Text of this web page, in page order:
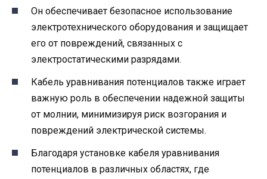
Он обеспечивает безопасное использование
электротехнического оборудования и защищает
его от повреждений, связанных с
электростатическими разрядами.
Кабель уравнивания потенциалов также играет
важную роль в обеспечении надежной защиты
от молнии, минимизируя риск возгорания и
повреждений электрической системы.
Благодаря установке кабеля уравнивания
потенциалов в различных областях, где